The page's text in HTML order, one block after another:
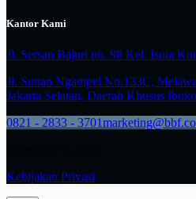
Kantor Kami
Jl. Sersan Bajuri no. 98 Kel. Isola
Jl. Sunan Ngampel No.133C,
Jakarta Selatan, Daerah Khusus
0821 - 2833 - 3701
Kebijakan Privasi